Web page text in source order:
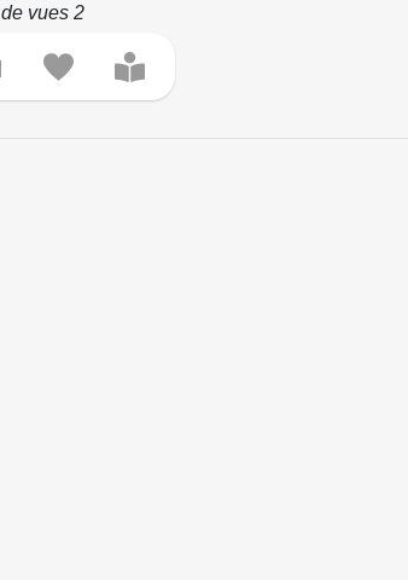
vues 2